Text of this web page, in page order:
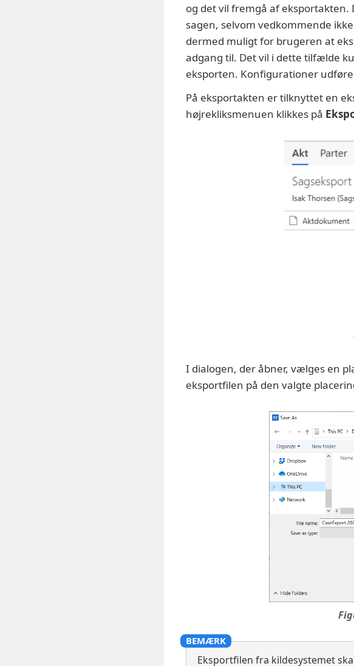
og det vil fremgå af
sagen, selvom vedkommende
dermed muligt for brugeren at
adgang til. Det vil i dette tilfælde
eksporten. Konfigurationer
På eksportakten er tilknyttet en
højrekliksmenuen klikkes på
I dialogen, der åbner, vælges en
eksportfilen på den valgte
Eksportfilen fra kildesystemet